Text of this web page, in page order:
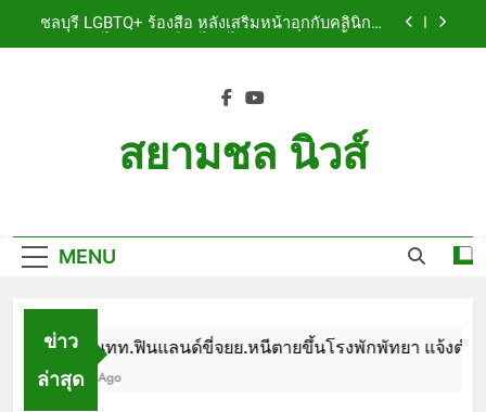
ชลบุรี LGBTQ+ ร้องสื่อ หลังเสริมหน้าอกกับคลินิกชื่อ
ก่อนพบเป็นศพเปลือยยัดกระเป๋า ทิ้งริมทางรถไฟ รวบ
คาสนามบินขณะเตรียมบินกลับประเทศ
ล้าน ปรับ ห้องประชุม–ห้องผู้บริหาร
ชลบุรี นทท.ฟินแลนด์ขี่จยย.หนีตายขึ้นโรงพักพัทยา
รับผิดชอบ พร้อมเตือนอย่าหลงเชื่อรีวิวราคาถูก
ชลบุรี หนุ่มใหญ่ออสซี่พาสาวไทยวัย 17 เข้าคอนโด
ชลบุรี ฉลุยก่อนหมดวาระ! สภาเมืองพัทยา ผ่านงบ 5.7
สยามชล นิวส์
MENU
ข่าว
ล่าสุด
ชลบุรี นทท.ฟินแลนด์ขี่จยย.หนีตายขึ้นโรงพักพัทยา แจ้งตำรว
1 Month Ago